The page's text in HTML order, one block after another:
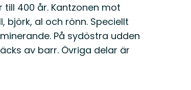
400 år. Kantzonen mot
al och rönn. Speciellt
På sydöstra udden
av barr. Övriga delar är